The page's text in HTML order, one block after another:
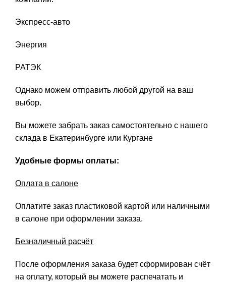
Экспресс-авто
Энергия
РАТЭК
Однако можем отправить любой другой на ваш
выбор.
Вы можете забрать заказ самостоятельно с нашего
склада в Екатеринбурге или Кургане
Удобные формы оплаты:
Оплата в салоне
Оплатите заказ пластиковой картой или наличными
в салоне при оформлении заказа.
Безналичный расчёт
После оформления заказа будет сформирован счёт
на оплату, который вы можете распечатать и